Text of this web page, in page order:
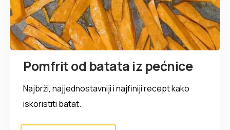
Pomfrit od batata iz pećnice
Najbrži, najjednostavniji i najfiniji recept kako
iskoristiti batat.